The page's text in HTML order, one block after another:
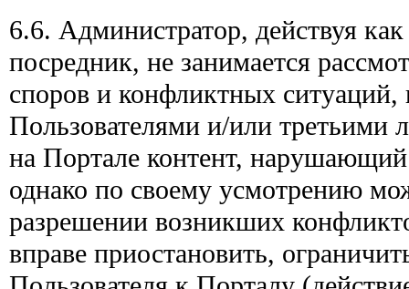
6.6. Администратор, действуя
посредник, не занимается
споров и конфликтных
Пользователями и/или третьими
на Портале контент,
однако по своему усмотрению
разрешении возникших
вправе приостановить,